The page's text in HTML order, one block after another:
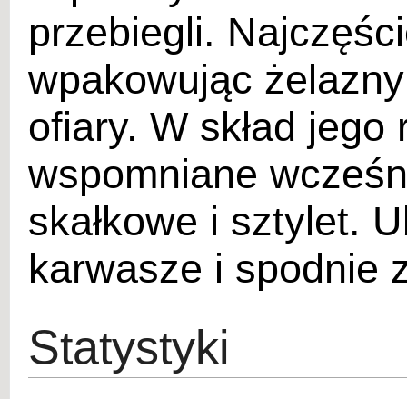
przebiegli.
wpakowując
ofiary. W skład
wspomniane
skałkowe i sztylet.
karwasze i spodnie
Statystyki